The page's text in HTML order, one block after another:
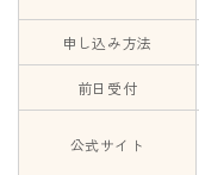
申し込み方法
前日受付
公式サイト